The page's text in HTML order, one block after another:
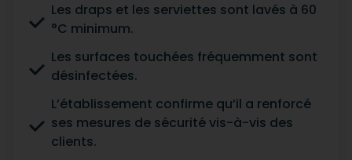
Les draps et les serviettes sont lavés à 60
°C minimum.
Les surfaces touchées fréquemment sont
désinfectées.
L’établissement confirme qu’il a renforcé
ses mesures de sécurité vis-à-vis des
clients.